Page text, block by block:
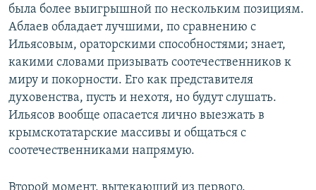
была более выигрышной по нескольким позициям.
Аблаев обладает лучшими, по сравнению с
Ильясовым, ораторскими способностями; знает,
какими словами призывать соотечественников к
миру и покорности. Его как представителя
духовенства, пусть и нехотя, но будут слушать.
Ильясов вообще опасается лично выезжать в
крымскотатарские массивы и общаться с
соотечественниками напрямую.